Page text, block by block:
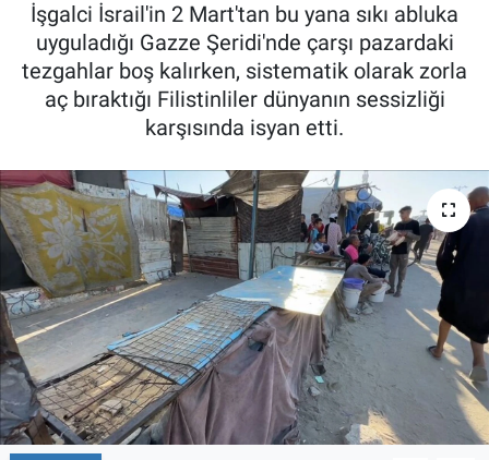
İşgalci İsrail'in 2 Mart'tan bu yana sıkı abluka
uyguladığı Gazze Şeridi'nde çarşı pazardaki
tezgahlar boş kalırken, sistematik olarak zorla
aç bıraktığı Filistinliler dünyanın sessizliği
karşısında isyan etti.